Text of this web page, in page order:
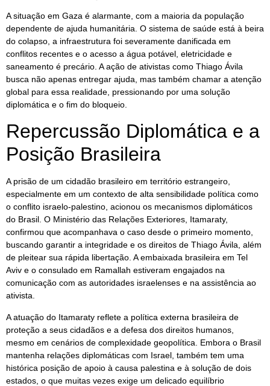
A situação em Gaza é alarmante, com a maioria da população
dependente de ajuda humanitária. O sistema de saúde está à beira
do colapso, a infraestrutura foi severamente danificada em
conflitos recentes e o acesso a água potável, eletricidade e
saneamento é precário. A ação de ativistas como Thiago Ávila
busca não apenas entregar ajuda, mas também chamar a atenção
global para essa realidade, pressionando por uma solução
diplomática e o fim do bloqueio.
Repercussão Diplomática e a
Posição Brasileira
A prisão de um cidadão brasileiro em território estrangeiro,
especialmente em um contexto de alta sensibilidade política como
o conflito israelo-palestino, acionou os mecanismos diplomáticos
do Brasil. O Ministério das Relações Exteriores, Itamaraty,
confirmou que acompanhava o caso desde o primeiro momento,
buscando garantir a integridade e os direitos de Thiago Ávila, além
de pleitear sua rápida libertação. A embaixada brasileira em Tel
Aviv e o consulado em Ramallah estiveram engajados na
comunicação com as autoridades israelenses e na assistência ao
ativista.
A atuação do Itamaraty reflete a política externa brasileira de
proteção a seus cidadãos e a defesa dos direitos humanos,
mesmo em cenários de complexidade geopolítica. Embora o Brasil
mantenha relações diplomáticas com Israel, também tem uma
histórica posição de apoio à causa palestina e à solução de dois
estados, o que muitas vezes exige um delicado equilíbrio